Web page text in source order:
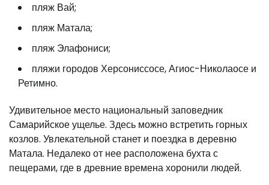
пляж Вай;
пляж Матала;
пляж Элафониси;
пляжи городов Херсониссосе, Агиос-Николаосе и
Ретимно.
Удивительное место национальный заповедник
Самарийское ущелье. Здесь можно встретить горных
козлов. Увлекательной станет и поездка в деревню
Матала. Недалеко от нее расположена бухта с
пещерами, где в древние времена хоронили людей.